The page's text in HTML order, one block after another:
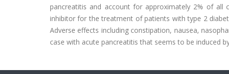
pancreatitis and account for approximately 2% of all
inhibitor for the treatment of patients with type 2
Adverse effects including constipation, nausea,
case with acute pancreatitis that seems to be induced